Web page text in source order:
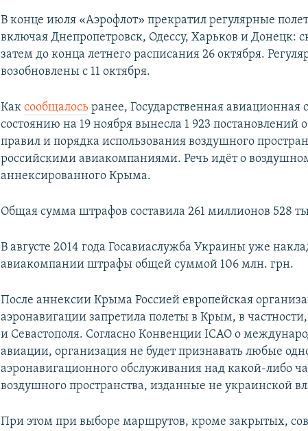
В конце июля «Аэрофлот» прекратил регулярные
включая Днепропетровск, Одессу, Харьков и Донецк:
затем до конца летнего расписания 26 октября.
возобновлены с 11 октября.
Каксообщалось ранее, Государственная
состоянию на 19 ноября вынесла 1 923
правил и порядка использования воздушного
российскими авиакомпаниями. Речь идёт о
аннексированного Крыма.
Общая сумма штрафов составила 261 миллионов 528
В августе 2014 года Госавиаслужба Украины уже
авиакомпании штрафы общей суммой 106 млн. грн.
После аннексии Крыма Россией европейская
аэронавигации запретила полеты в Крым, в
и Севастополя. Согласно Конвенции ICAO о
авиации, организация не будет признавать любые
аэронавигационного обслуживания над какой-либо
воздушного пространства, изданные не украинской
При этом при выборе маршрутов, кроме закрытых,